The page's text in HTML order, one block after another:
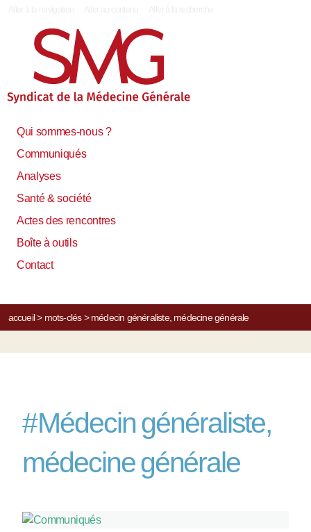
Qui sommes-nous ?
Communiqués
Analyses
Santé & société
Actes des rencontres
Boîte à outils
Contact
accueil> mots-clés> médecin généraliste, médecine générale
#Médecin généraliste,
médecine générale